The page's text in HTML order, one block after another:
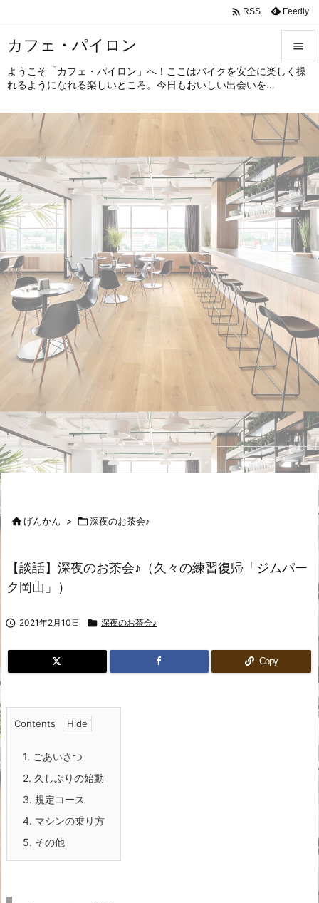
カフェ・パイロン
ようこそ「カフェ・パイロン」へ！ここはバイクを安全に楽しく操
れるようになれる楽しいところ。今日もおいしい出会いを…



サイド

前へ

次へ

検索
 RSS Feedly
げんかん > 深夜のお茶会♪
【談話】深夜のお茶会♪（久々の練習復帰「ジムパー
ク岡山」）
 2021年2月10日  深夜のお茶会♪
Copy
Contents
1. ごあいさつ
2. 久しぶりの始動
3. 規定コース
4. マシンの乗り方
5. その他